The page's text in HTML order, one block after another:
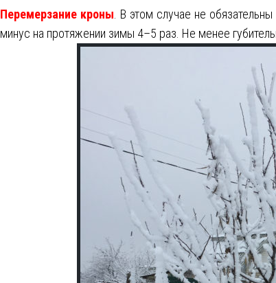
Перемерзание кроны . В этом случае не
минус на протяжении зимы 4–5 раз. Не менее